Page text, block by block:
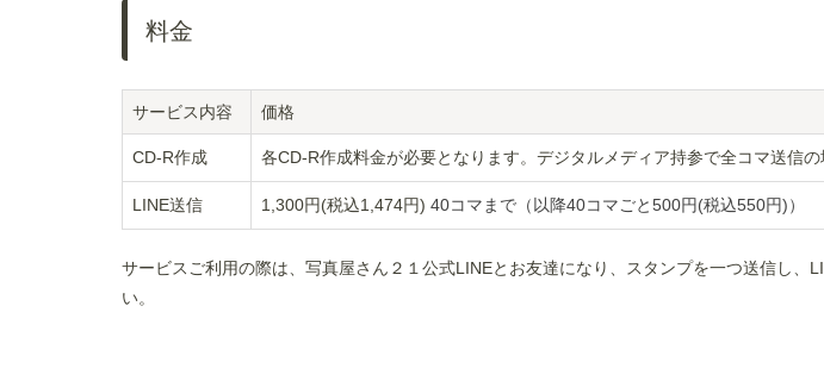
料金
サービス内容 価格
CD-R作成 各CD-R作成料金が必要となります。デジタルメディア持参で全コマ送信の
LINE送信 1,300円(税込1,474円) 40コマまで（以降40コマごと500円(税込550円)）
サービスご利用の際は、写真屋さん２１公式LINEとお友達になり、スタンプを一つ送信し、
い。